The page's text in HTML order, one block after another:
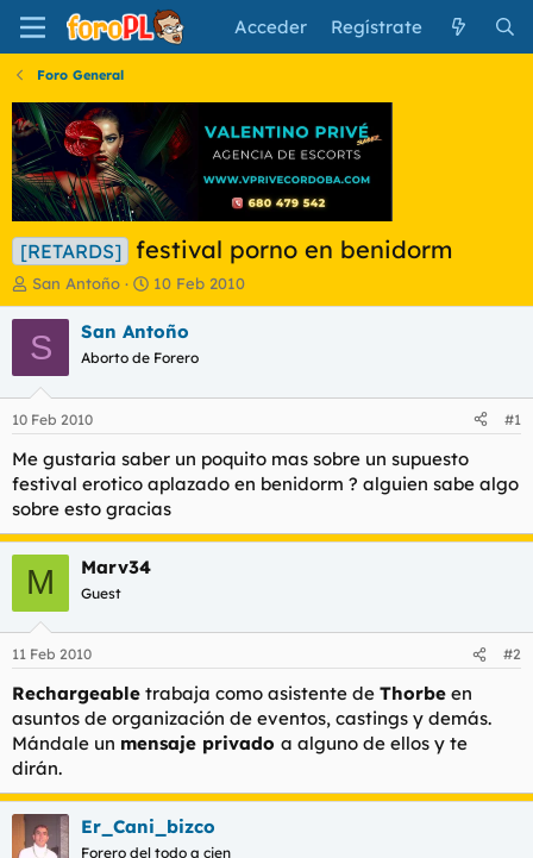
Acceder Regístrate
Foro General
[RETARDS] festival porno en benidorm
I
n
i
c
a
d
o
r
e
l
t
e
m
San Antoño
F
e
c
a
i
n
c
i
o
10 Feb 2010
S San Antoño
Aborto de Forero
10 Feb 2010 #1
Me gustaria saber un poquito mas sobre un supuesto
festival erotico aplazado en benidorm ? alguien sabe algo
sobre esto gracias
M Marv34
Guest
11 Feb 2010 #2
Rechargeable trabaja como asistente de Thorbe en
asuntos de organización de eventos, castings y demás.
Mándale un mensaje privado a alguno de ellos y te
dirán.
Er_Cani_bizco
Forero del todo a cien